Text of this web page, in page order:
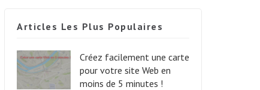
Articles Les Plus Populaires
Créez facilement une carte
pour votre site Web en
moins de 5 minutes !